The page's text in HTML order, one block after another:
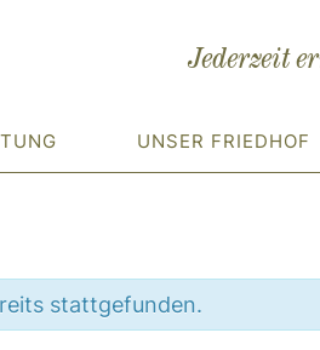
Jederzeit
UNSER FRIEDHOF
stattgefunden.